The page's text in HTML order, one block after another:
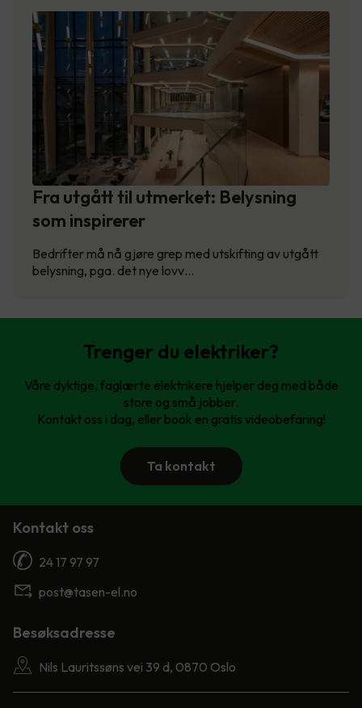
Fra utgått til utmerket: Belysning
som inspirerer
Bedrifter må nå gjøre grep med utskifting av utgått
belysning, pga. det nye lovv…
Trenger du elektriker?
Våre dyktige, faglærte elektrikere hjelper deg med både
store og små jobber.
Kontakt oss i dag, eller book en gratis videobefaring!
Ta kontakt
Kontakt oss
24 17 97 97
post@tasen-el.no
Besøksadresse
Nils Lauritssøns vei 39 d, 0870 Oslo